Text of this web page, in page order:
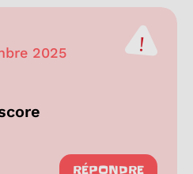
2025
RÉPONDRE